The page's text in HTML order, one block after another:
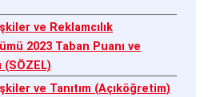
ve Reklamcılık
2023 Taban Puanı ve
(SÖZEL)
ve Tanıtım (Açıköğretim)